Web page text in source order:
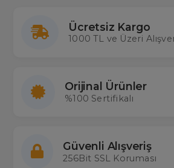
Ücretsiz Kargo
1000 TL ve Üzeri
Orijinal Ürünler
%100 Sertifikalı
Güvenli Alışveriş
256Bit SSL Koruması